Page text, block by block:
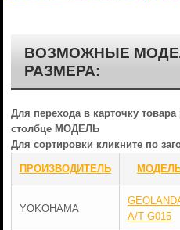
ВОЗМОЖНЫЕ
РАЗМЕРА:
Для перехода в карточку товара
столбце МОДЕЛЬ
Для сортировки кликните по
ПРОИЗВОДИТЕЛЬ
YOKOHAMA
A/T G015